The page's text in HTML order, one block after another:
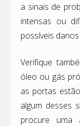
a sinais de
intensas ou
possíveis
Verifique
óleo ou gás
as portas
algum desses
procure uma